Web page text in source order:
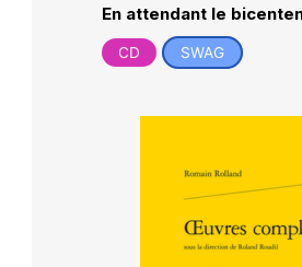
En attendant le
CD SWAG